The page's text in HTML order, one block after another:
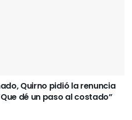
Quirno pidió la renuncia
dé un paso al costado”